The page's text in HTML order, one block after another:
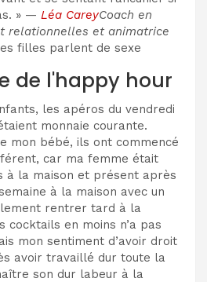
» — Léa CareyCoach en
relationnelles et animatrice
filles parlent de sexe
de l'happy hour
les apéros du vendredi
monnaie courante.
mon bébé, ils ont commencé
car ma femme était
à la maison et présent après
à la maison avec un
rentrer tard à la
cocktails en moins n’a pas
mon sentiment d’avoir droit
avoir travaillé dur toute la
son dur labeur à la